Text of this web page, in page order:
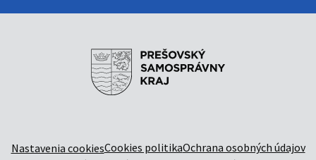
Nastavenia cookiesCookies politikaOchrana osobných údajov